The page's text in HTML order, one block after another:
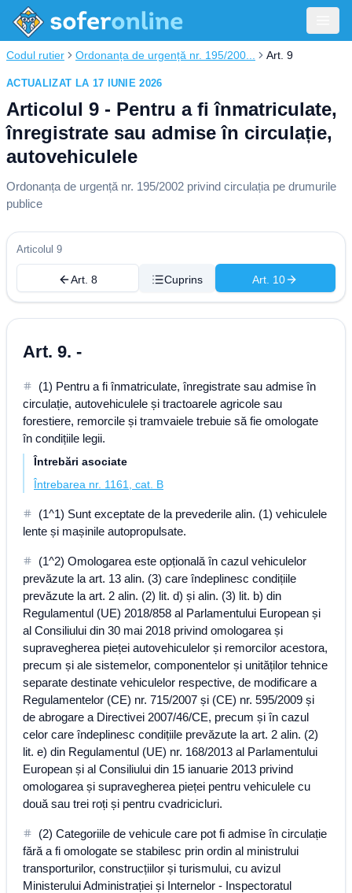
Codul rutier Ordonanța de urgență nr. 195/200... Art. 9
ACTUALIZAT LA 17 IUNIE 2026
Articolul 9 - Pentru a fi înmatriculate,
înregistrate sau admise în circulație,
autovehiculele
Ordonanța de urgență nr. 195/2002 privind circulația pe drumurile
publice
Articolul 9
Art. 8 Cuprins Art. 10
Art. 9. -
(1) Pentru a fi înmatriculate, înregistrate sau admise în
circulație, autovehiculele și tractoarele agricole sau
forestiere, remorcile și tramvaiele trebuie să fie omologate
în condițiile legii.
Întrebări asociate
Întrebarea nr. 1161, cat. B
(1^1) Sunt exceptate de la prevederile alin. (1) vehiculele
lente și mașinile autopropulsate.
(1^2) Omologarea este opțională în cazul vehiculelor
prevăzute la art. 13 alin. (3) care îndeplinesc condițiile
prevăzute la art. 2 alin. (2) lit. d) și alin. (3) lit. b) din
Regulamentul (UE) 2018/858 al Parlamentului European și
al Consiliului din 30 mai 2018 privind omologarea și
supravegherea pieței autovehiculelor și remorcilor acestora,
precum și ale sistemelor, componentelor și unităților tehnice
separate destinate vehiculelor respective, de modificare a
Regulamentelor (CE) nr. 715/2007 și (CE) nr. 595/2009 și
de abrogare a Directivei 2007/46/CE, precum și în cazul
celor care îndeplinesc condițiile prevăzute la art. 2 alin. (2)
lit. e) din Regulamentul (UE) nr. 168/2013 al Parlamentului
European și al Consiliului din 15 ianuarie 2013 privind
omologarea și supravegherea pieței pentru vehiculele cu
două sau trei roți și pentru cvadricicluri.
(2) Categoriile de vehicule care pot fi admise în circulație
fără a fi omologate se stabilesc prin ordin al ministrului
transporturilor, construcțiilor și turismului, cu avizul
Ministerului Administrației și Internelor - Inspectoratul